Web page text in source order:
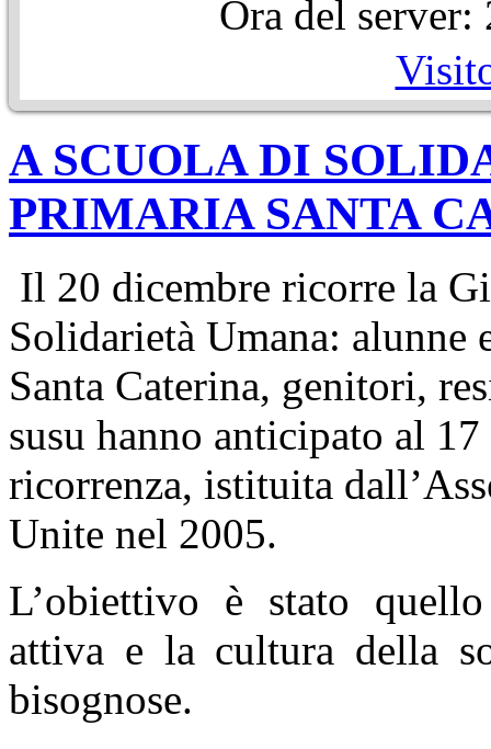
Ora del
A SCUOLA DI
PRIMARIA SANTA
Il 20 dicembre ricorre la
Solidarietà Umana:
Santa Caterina, genitori,
susu hanno anticipato al
ricorrenza, istituita
Unite nel 2005.
L’obiettivo è stato
attiva e la cultura della
bisognose.